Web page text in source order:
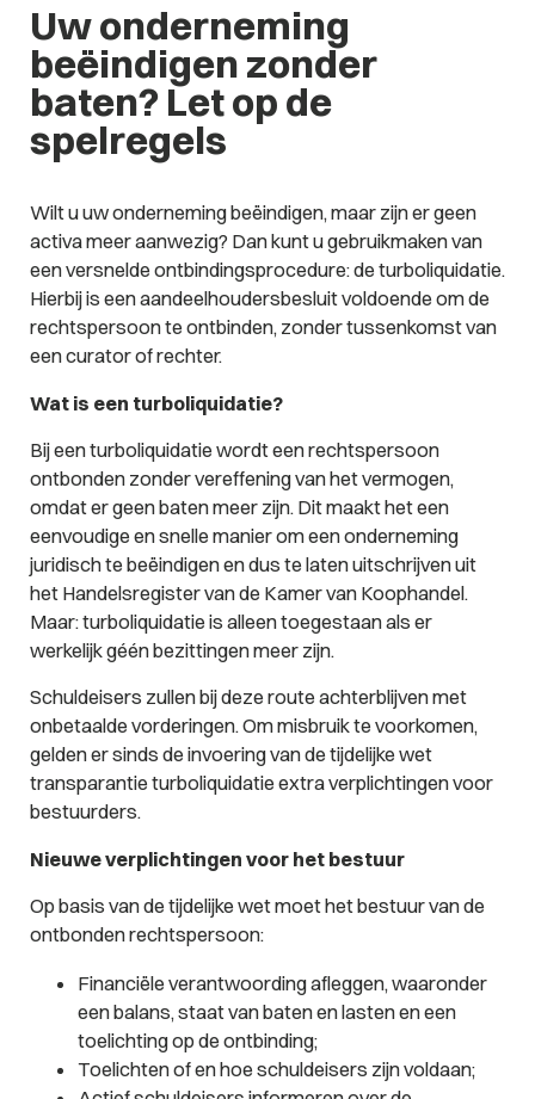
Uw onderneming
beëindigen zonder
baten? Let op de
spelregels
Wilt u uw onderneming beëindigen, maar zijn er geen
activa meer aanwezig? Dan kunt u gebruikmaken van
een versnelde ontbindingsprocedure: de turboliquidatie.
Hierbij is een aandeelhoudersbesluit voldoende om de
rechtspersoon te ontbinden, zonder tussenkomst van
een curator of rechter.
Wat is een turboliquidatie?
Bij een turboliquidatie wordt een rechtspersoon
ontbonden zonder vereffening van het vermogen,
omdat er geen baten meer zijn. Dit maakt het een
eenvoudige en snelle manier om een onderneming
juridisch te beëindigen en dus te laten uitschrijven uit
het Handelsregister van de Kamer van Koophandel.
Maar: turboliquidatie is alleen toegestaan als er
werkelijk géén bezittingen meer zijn.
Schuldeisers zullen bij deze route achterblijven met
onbetaalde vorderingen. Om misbruik te voorkomen,
gelden er sinds de invoering van de tijdelijke wet
transparantie turboliquidatie extra verplichtingen voor
bestuurders.
Nieuwe verplichtingen voor het bestuur
Op basis van de tijdelijke wet moet het bestuur van de
ontbonden rechtspersoon:
Financiële verantwoording afleggen, waaronder
een balans, staat van baten en lasten en een
toelichting op de ontbinding;
Toelichten of en hoe schuldeisers zijn voldaan;